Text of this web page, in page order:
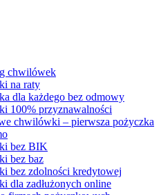
chwilówek
na raty
dla każdego bez odmowy
100% przyznawalności
chwilówki – pierwsza pożyczka
bez BIK
bez baz
bez zdolności kredytowej
dla zadłużonych online